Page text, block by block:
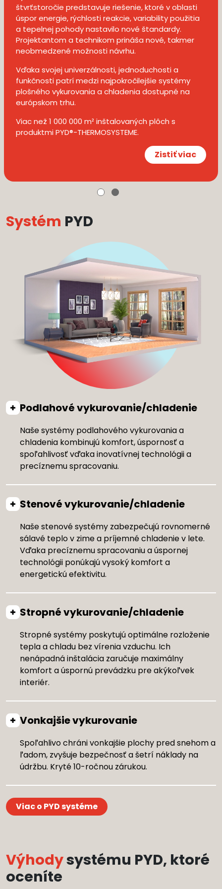
štvrťstoročie predstavuje riešenie, ktoré v oblasti
úspor energie, rýchlosti reakcie, variability použitia
a tepelnej pohody nastavilo nové štandardy.
Projektantom a technikom prináša nové, takmer
neobmedzené možnosti návrhu.
Vďaka svojej univerzálnosti, jednoduchosti a
funkčnosti patrí medzi najpokročilejšie systémy
plošného vykurovania a chladenia dostupné na
európskom trhu.
Viac než 1 000 000 m² inštalovaných plôch s
produktmi PYD®-THERMOSYSTEME.
Zistiť viac
Systém PYD
Podlahové vykurovanie/chladenie
Naše systémy podlahového vykurovania a
chladenia kombinujú komfort, úspornosť a
spoľahlivosť vďaka inovatívnej technológii a
precíznemu spracovaniu.
Stenové vykurovanie/chladenie
Naše stenové systémy zabezpečujú rovnomerné
sálavé teplo v zime a príjemné chladenie v lete.
Vďaka precíznemu spracovaniu a úspornej
technológii ponúkajú vysoký komfort a
energetickú efektivitu.
Stropné vykurovanie/chladenie
Stropné systémy poskytujú optimálne rozloženie
tepla a chladu bez vírenia vzduchu. Ich
nenápadná inštalácia zaručuje maximálny
komfort a úspornú prevádzku pre akýkoľvek
interiér.
Vonkajšie vykurovanie
Spoľahlivo chráni vonkajšie plochy pred snehom a
ľadom, zvyšuje bezpečnosť a šetrí náklady na
údržbu. Kryté 10-ročnou zárukou.
Viac o PYD systéme
Výhodysystému PYD, ktoré
oceníte